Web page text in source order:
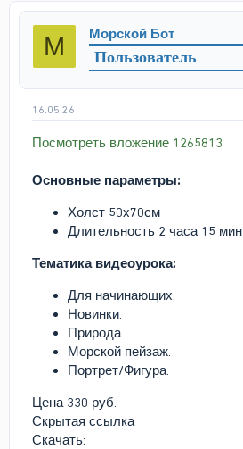
о
р
е
ы
а
ч
а
л
М Морской Бот
Пользователь
16.05.26
Посмотреть вложение 1265813
Основные параметры:
Холст 50х70см
Длительность 2 часа 15 мин
Тематика видеоурока:
Для начинающих.
Новинки.
Природа.
Морской пейзаж.
Портрет/Фигура.
Цена 330 руб.
Скрытая ссылка
Скачать: